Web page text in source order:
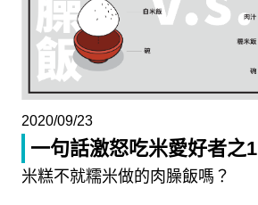
2020/09/23
一句話激怒吃米愛好者之1
米糕不就糯米做的肉臊飯嗎？